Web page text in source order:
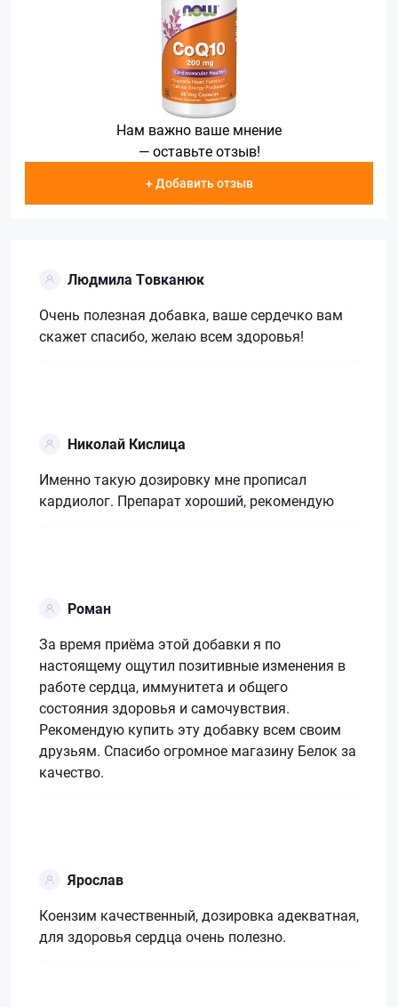
Нам важно ваше мнение
— оставьте отзыв!
+ Добавить отзыв
Людмила Товканюк
Очень полезная добавка, ваше сердечко вам
скажет спасибо, желаю всем здоровья!
Николай Кислица
Именно такую дозировку мне прописал
кардиолог. Препарат хороший, рекомендую
Роман
За время приёма этой добавки я по
настоящему ощутил позитивные изменения в
работе сердца, иммунитета и общего
состояния здоровья и самочувствия.
Рекомендую купить эту добавку всем своим
друзьям. Спасибо огромное магазину Белок за
качество.
Ярослав
Коензим качественный, дозировка адекватная,
для здоровья сердца очень полезно.